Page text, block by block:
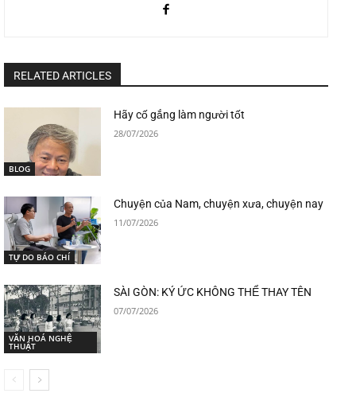
RELATED ARTICLES
BLOG
Hãy cố gắng làm người tốt
28/07/2026
TỰ DO BÁO CHÍ
Chuyện của Nam, chuyện xưa, chuyện nay
11/07/2026
VĂN HOÁ NGHỆ
THUẬT
SÀI GÒN: KÝ ỨC KHÔNG THỂ THAY TÊN
07/07/2026